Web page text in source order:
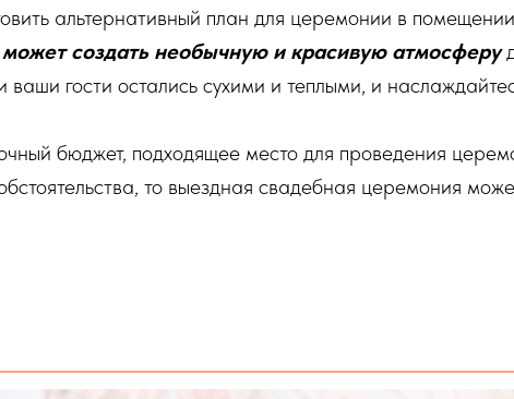
альтернативный план для церемонии в
создать необычную и красивую атмосферу
ваши гости остались сухими и теплыми, и
бюджет, подходящее место для проведения
то выездная свадебная церемония